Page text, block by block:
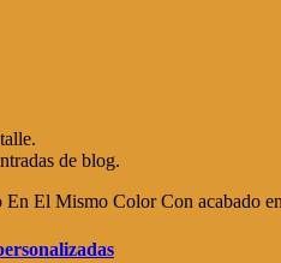
de blog.